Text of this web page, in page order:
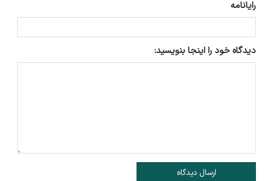
رایانامه
دیدگاه خود را اینجا بنویسید:
ارسال دیدگاه